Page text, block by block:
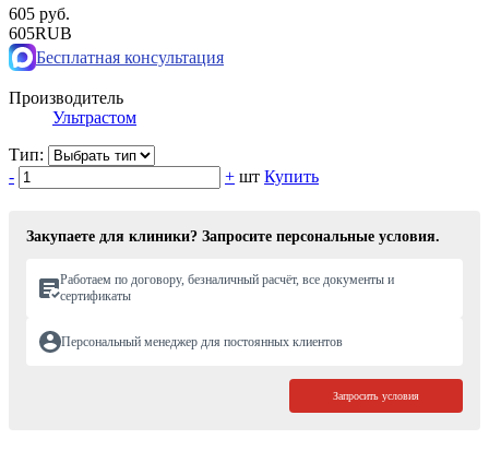
605 руб.
605RUB
Бесплатная консультация
Производитель
Ультрастом
Тип:
-
+ шт Купить
Закупаете для клиники? Запросите персональные условия.
Работаем по договору, безналичный расчёт, все документы и
сертификаты
Персональный менеджер для постоянных клиентов
Запросить условия